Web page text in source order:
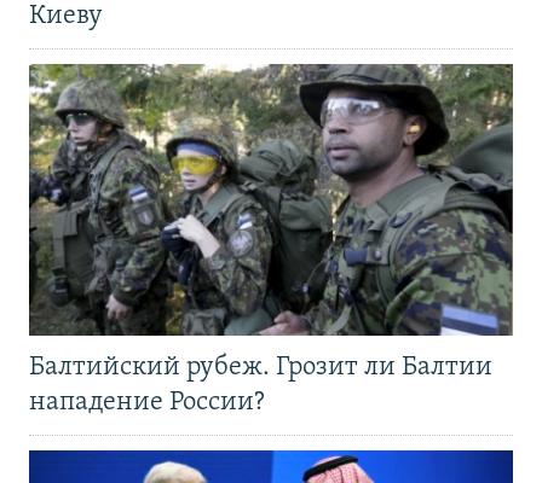
Киеву
Балтийский рубеж. Грозит ли Балтии
нападение России?